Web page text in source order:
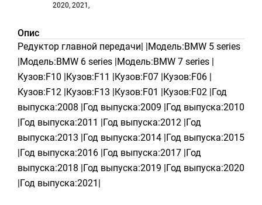
2020, 2021,
Опис
Редуктор главной передачи| |Модель:BMW 5 series
|Модель:BMW 6 series |Модель:BMW 7 series |
Кузов:F10 |Кузов:F11 |Кузов:F07 |Кузов:F06 |
Кузов:F12 |Кузов:F13 |Кузов:F01 |Кузов:F02 |Год
выпуска:2008 |Год выпуска:2009 |Год выпуска:2010
|Год выпуска:2011 |Год выпуска:2012 |Год
выпуска:2013 |Год выпуска:2014 |Год выпуска:2015
|Год выпуска:2016 |Год выпуска:2017 |Год
выпуска:2018 |Год выпуска:2019 |Год выпуска:2020
|Год выпуска:2021|